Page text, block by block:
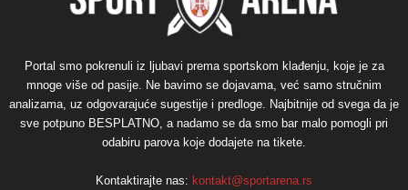
Portal smo pokrenuli iz ljubavi prema sportskom klađenju, koje je za
mnoge više od pasije. Ne bavimo se dojavama, već samo stručnim
analizama, uz odgovarajuće sugestije i predloge. Najbitnije od svega da je
sve potpuno BESPLATNO, a nadamo se da smo bar malo pomogli pri
odabiru parova koje dodajete na tikete.
Kontaktirajte nas: kontakt@sportarena.rs